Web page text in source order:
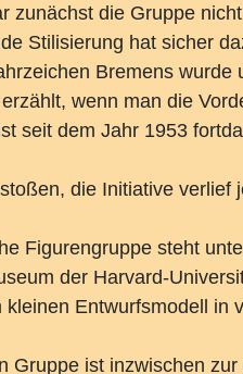
zunächst die Gruppe
Stilisierung hat sicher
Bremens
wenn man die
seit dem Jahr 1953
die Initiative verlief
Figurengruppe steht
der Harvard-
Entwurfsmodell in
Gruppe ist inzwischen